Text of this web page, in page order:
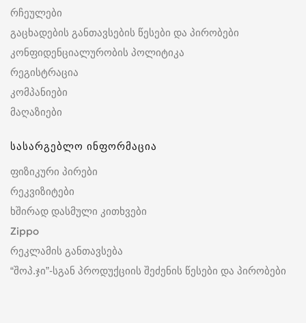
რჩეულები
გაცხადების განთავსების წესები და პირობები
კონფიდენციალურობის პოლიტიკა
რეგისტრაცია
კომპანიები
მაღაზიები
სასარგებლო ინფორმაცია
ფიზიკური პირები
რეკვიზიტები
ხშირად დასმული კითხვები
Zippo
რეკლამის განთავსება
“შოპ.ჯი”-სგან პროდუქციის შეძენის წესები და პირობები